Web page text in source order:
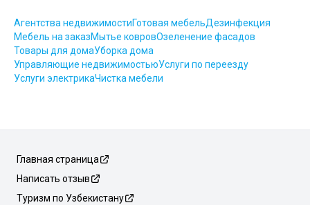
Агентства недвижимостиГотовая мебельДезинфекция
Мебель на заказМытье ковровОзеленение фасадов
Товары для домаУборка дома
Управляющие недвижимостьюУслуги по переезду
Услуги электрикаЧистка мебели
Главная страница
Написать отзыв
Туризм по Узбекистану